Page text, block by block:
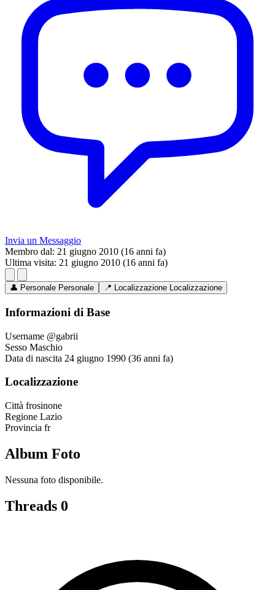
Invia un Messaggio
Membro dal: 21 giugno 2010 (16 anni fa)
Ultima visita: 21 giugno 2010 (16 anni fa)
👤 Personale Personale 📍 Localizzazione Localizzazione
Informazioni di Base
Username @gabrii
Sesso Maschio
Data di nascita 24 giugno 1990 (36 anni fa)
Localizzazione
Città frosinone
Regione Lazio
Provincia fr
Album Foto
Nessuna foto disponibile.
Threads 0